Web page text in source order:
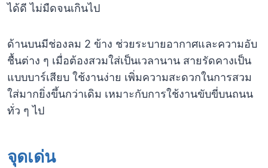
ได้ดี ไม่มืดจนเกินไป
ด้านบนมีช่องลม 2 ข้าง ช่วยระบายอากาศและความอับ
ชื้นต่าง ๆ เมื่อต้องสวมใส่เป็นเวลานาน สายรัดคางเป็น
แบบบาร์เสียบ ใช้งานง่าย เพิ่มความสะดวกในการสวม
ใส่มากยิ่งขึ้นกว่าเดิม เหมาะกับการใช้งานขับขี่บนถนน
ทั่ว ๆ ไป
จุดเด่น